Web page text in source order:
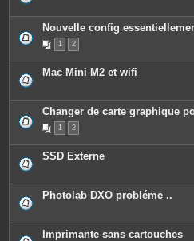
e
s
Nouvelle config
1 2
Mac Mini M2 et wifi
Changer de carte graphique
1 2
SSD Externe
Photolab DXO probléme ..
Imprimante sans cartouches